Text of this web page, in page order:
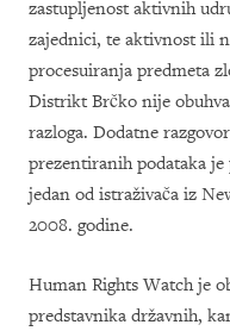
zastupljenost aktivnih
zajednici, te aktivnost ili
procesuiranja predmeta
Distrikt Brčko nije
razloga. Dodatne
prezentiranih podataka
jedan od istraživača iz
2008. godine.
Human Rights Watch je
predstavnika državnih,